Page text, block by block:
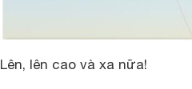
Lên, lên cao và xa nữa!